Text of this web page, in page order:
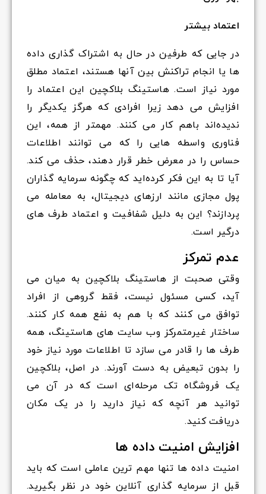
اعتماد بیشتر
در جایی که طرفین در حال به اشتراک گذاری داده
ها یا انجام تراکنش بین آنها هستند، اعتماد مطلق
مورد نیاز است. هاستینگ بلاکچین این اعتماد را
افزایش می دهد زیرا افرادی که هرگز یکدیگر را
ندیده‌اند باهم کار می کنند. مهمتر از همه، این
فناوری واسطه هایی را که می توانند اطلاعات
حساس را در معرض خطر قرار دهند، حذف می کند.
آیا تا به این فکر کرده‌اید که چگونه سرمایه گذاران
پول مجازی مانند ارزهای دیجیتال، به معامله می
پردازند؟ این به دلیل شفافیت و اعتماد طرف های
درگیر است.
عدم تمرکز
وقتی صحبت از هاستینگ بلاکچین به میان می
آید، کسی مسئول نیست، فقط گروهی از افراد
توافق می کنند که با هم به نفع همه کار کنند.
ساختار غیرمتمرکز وب سایت های هاستینگ، همه
طرف ها را قادر می سازد تا اطلاعات مورد نیاز خود
را بدون تبعیض به دست آورند. در اصل، بلاکچین
یک فروشگاه تک مرحله‌ای است که در آن می
توانید هر آنچه که نیاز دارید را در یک مکان
دریافت کنید.
افزایش امنیت داده ها
امنیت داده ها تنها مهم ترین عاملی است که باید
قبل از سرمایه گذاری آنلاین خود در نظر بگیرید.